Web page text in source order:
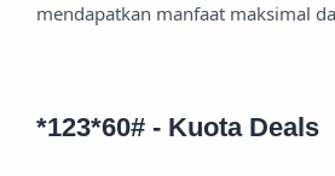
mendapatkan manfaat maksimal
*123*60# - Kuota Deals